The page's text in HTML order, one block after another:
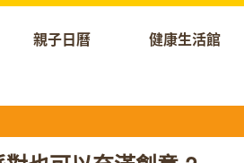
親子日曆 健康生活館